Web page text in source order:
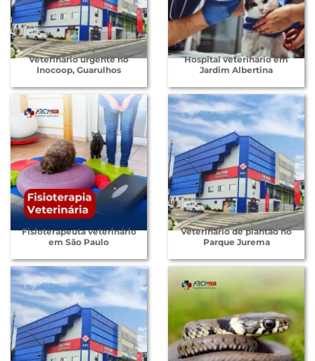
Veterinário urgente no
Inocoop, Guarulhos
Hospital veterinário em
Jardim Albertina
Fisioterapeuta veterinário
em São Paulo
Veterinário de plantão no
Parque Jurema